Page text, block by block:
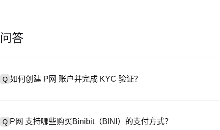
问答
Q 如何创建 P网 账户并完成 KYC 验证？
Q P网 支持哪些购买Binibit（BINI）的支付方式？